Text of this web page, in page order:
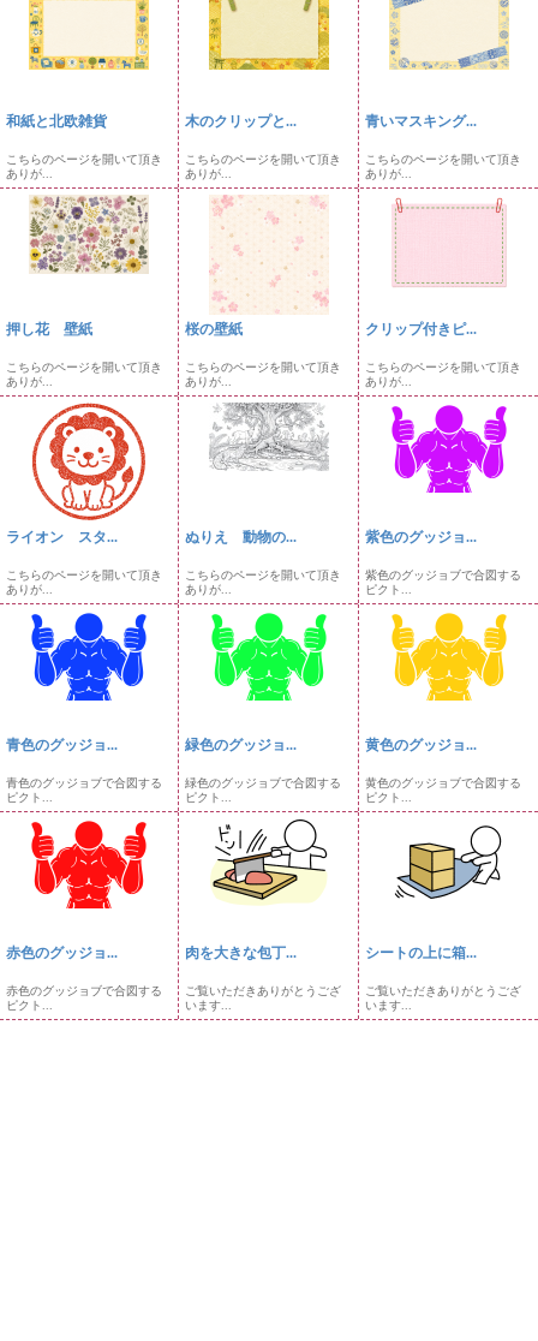
和紙と北欧雑貨
こちらのページを開いて頂き
ありが...
木のクリップと...
こちらのページを開いて頂き
ありが...
青いマスキング...
こちらのページを開いて頂き
ありが...
押し花 壁紙
こちらのページを開いて頂き
ありが...
桜の壁紙
こちらのページを開いて頂き
ありが...
クリップ付きピ...
こちらのページを開いて頂き
ありが...
ライオン スタ...
こちらのページを開いて頂き
ありが...
ぬりえ 動物の...
こちらのページを開いて頂き
ありが...
紫色のグッジョ...
紫色のグッジョブで合図する
ピクト...
青色のグッジョ...
青色のグッジョブで合図する
ピクト...
緑色のグッジョ...
緑色のグッジョブで合図する
ピクト...
黄色のグッジョ...
黄色のグッジョブで合図する
ピクト...
赤色のグッジョ...
赤色のグッジョブで合図する
ピクト...
肉を大きな包丁...
ご覧いただきありがとうござ
います...
シートの上に箱...
ご覧いただきありがとうござ
います...